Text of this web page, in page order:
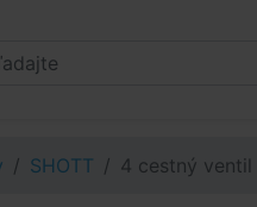
SHOTT 4 cestný ventil